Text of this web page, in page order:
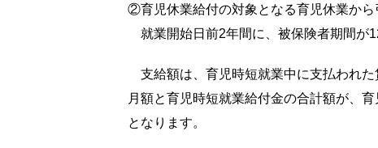
②育児休業給付の対象となる育児休業か
就業開始日前2年間に、被保険者期間が
支給額は、育児時短就業中に支払われ
月額と育児時短就業給付金の合計額が、
となります。